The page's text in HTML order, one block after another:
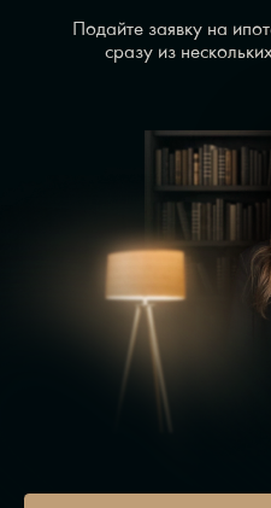
Подайте заявку на
сразу из